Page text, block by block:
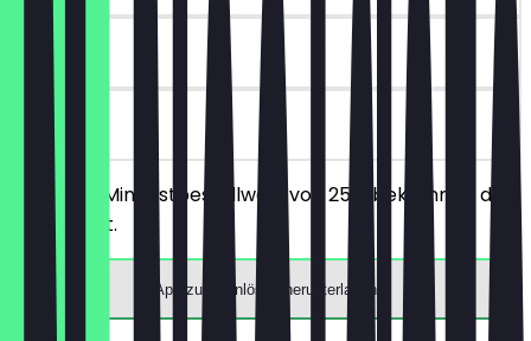
90 Tage
vor Ort
Ab einem Mindestbestellwert von 25€ bekommst du
10€ Rabatt.
App zum Einlösen herunterladen